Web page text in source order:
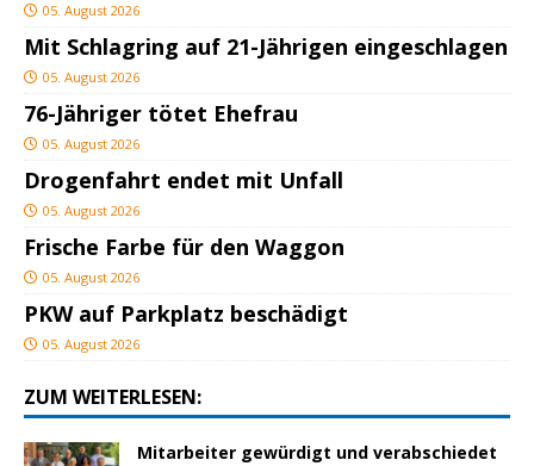
05. August 2026
Mit Schlagring auf 21-Jährigen eingeschlagen
05. August 2026
76-Jähriger tötet Ehefrau
05. August 2026
Drogenfahrt endet mit Unfall
05. August 2026
Frische Farbe für den Waggon
05. August 2026
PKW auf Parkplatz beschädigt
05. August 2026
ZUM WEITERLESEN:
Mitarbeiter gewürdigt und verabschiedet